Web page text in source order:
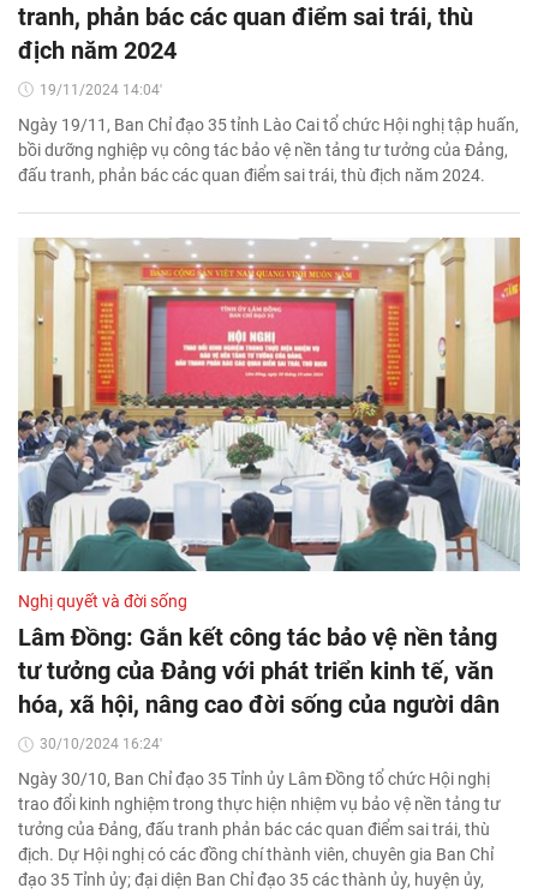
tranh, phản bác các quan điểm sai trái, thù
địch năm 2024
19/11/2024 14:04'
Ngày 19/11, Ban Chỉ đạo 35 tỉnh Lào Cai tổ chức Hội nghị tập huấn,
bồi dưỡng nghiệp vụ công tác bảo vệ nền tảng tư tưởng của Đảng,
đấu tranh, phản bác các quan điểm sai trái, thù địch năm 2024.
Nghị quyết và đời sống
Lâm Đồng: Gắn kết công tác bảo vệ nền tảng
tư tưởng của Đảng với phát triển kinh tế, văn
hóa, xã hội, nâng cao đời sống của người dân
30/10/2024 16:24'
Ngày 30/10, Ban Chỉ đạo 35 Tỉnh ủy Lâm Đồng tổ chức Hội nghị
trao đổi kinh nghiệm trong thực hiện nhiệm vụ bảo vệ nền tảng tư
tưởng của Đảng, đấu tranh phản bác các quan điểm sai trái, thù
địch. Dự Hội nghị có các đồng chí thành viên, chuyên gia Ban Chỉ
đạo 35 Tỉnh ủy; đại diện Ban Chỉ đạo 35 các thành ủy, huyện ủy,